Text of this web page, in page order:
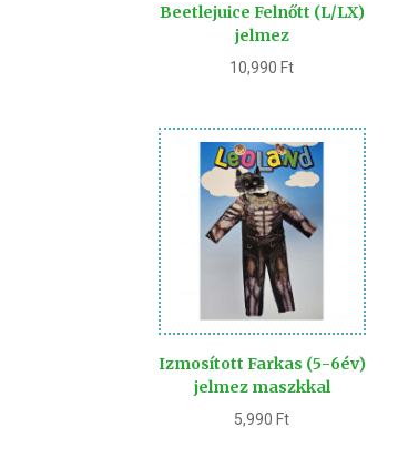
Beetlejuice Felnőtt (L/LX)
jelmez
10,990 Ft
Izmosított Farkas (5-6év)
jelmez maszkkal
5,990 Ft